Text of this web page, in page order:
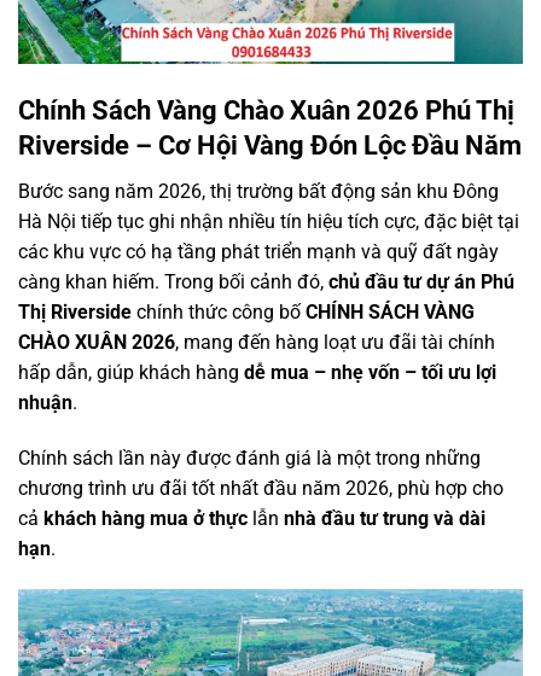
Chính Sách Vàng Chào Xuân 2026 Phú Thị
Riverside – Cơ Hội Vàng Đón Lộc Đầu Năm
Bước sang năm 2026, thị trường bất động sản khu Đông
Hà Nội tiếp tục ghi nhận nhiều tín hiệu tích cực, đặc biệt tại
các khu vực có hạ tầng phát triển mạnh và quỹ đất ngày
càng khan hiếm. Trong bối cảnh đó, chủ đầu tư dự án Phú
Thị Riverside chính thức công bốCHÍNH SÁCH VÀNG
CHÀO XUÂN 2026, mang đến hàng loạt ưu đãi tài chính
hấp dẫn, giúp khách hàng dễ mua – nhẹ vốn – tối ưu lợi
nhuận.
Chính sách lần này được đánh giá là một trong những
chương trình ưu đãi tốt nhất đầu năm 2026, phù hợp cho
cả khách hàng mua ở thực lẫn nhà đầu tư trung và dài
hạn.